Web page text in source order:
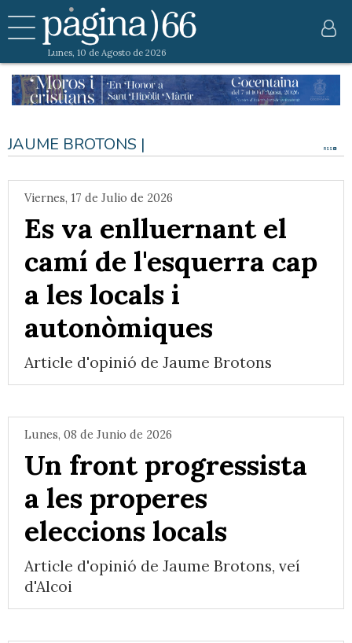
Lunes, 10 de Agosto de 2026
JAUME BROTONS | RSS
Viernes, 17 de Julio de 2026
Es va enlluernant el
camí de l'esquerra cap
a les locals i
autonòmiques
Article d'opinió de Jaume Brotons
Lunes, 08 de Junio de 2026
Un front progressista
a les properes
eleccions locals
Article d'opinió de Jaume Brotons, veí
d'Alcoi